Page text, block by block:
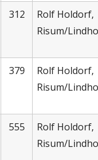
312
Rolf Holdorf,
Risum/
379
Rolf Holdorf,
Risum/
555
Rolf Holdorf,
Risum/